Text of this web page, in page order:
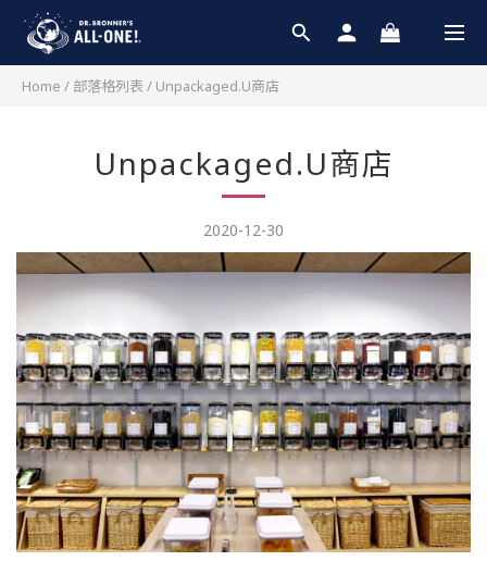
Home / 部落格列表 / Unpackaged.U商店
Unpackaged.U商店
2020-12-30